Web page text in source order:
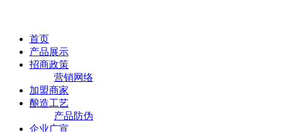
首页
产品展示
招商政策
营销网络
加盟商家
酿造工艺
产品防伪
企业广宣